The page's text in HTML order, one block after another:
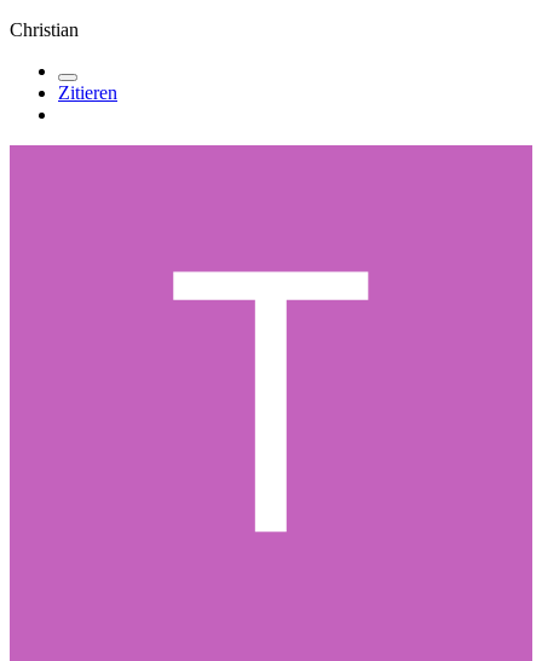
Christian
Zitieren